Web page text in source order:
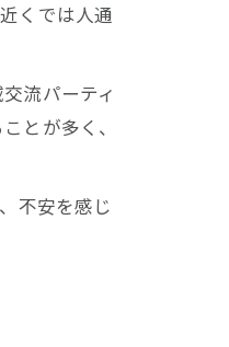
くでは人通
流パーティ
とが多く、
不安を感じ